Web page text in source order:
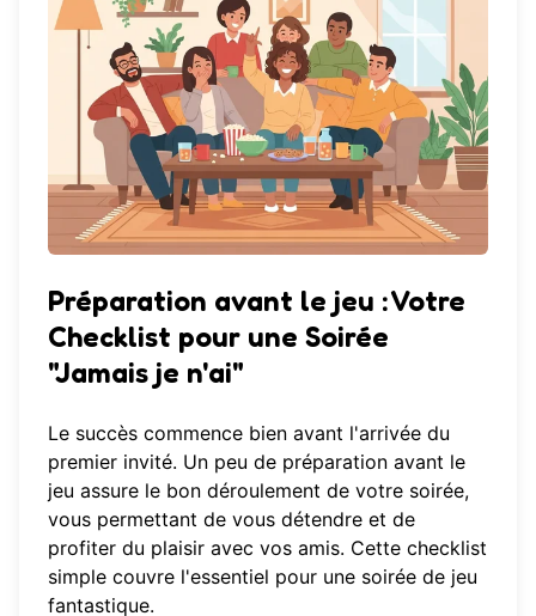
Préparation avant le jeu : Votre
Checklist pour une Soirée
"Jamais je n'ai"
Le succès commence bien avant l'arrivée du
premier invité. Un peu de préparation avant le
jeu assure le bon déroulement de votre soirée,
vous permettant de vous détendre et de
profiter du plaisir avec vos amis. Cette checklist
simple couvre l'essentiel pour une soirée de jeu
fantastique.